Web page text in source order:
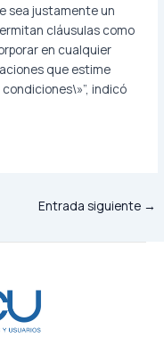
sea justamente un
cláusulas como
en cualquier
que estime
indicó
Entrada siguiente →